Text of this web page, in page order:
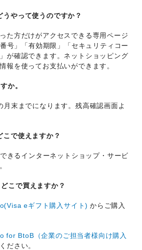
やって使うのですか？
た方だけがアクセスできる専用ページ
号」「有効期限」「セキュリティコー
が確認できます。ネットショッピング
報を使ってお支払いができます。
か。
月末までになります。残高確認画面よ
で使えますか？
きるインターネットショップ・サービ
こで買えますか？
eギフト購入サイト)からご購入
for BtoB（企業のご担当者様向け購入
ださい。